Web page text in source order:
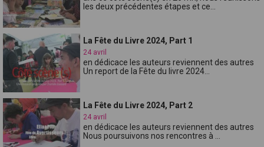
les deux précédentes étapes et ce...
La Fête du Livre 2024, Part 1
24 avril
en dédicace les auteurs reviennent des autres
Un report de la Fête du livre 2024...
La Fête du Livre 2024, Part 2
24 avril
en dédicace les auteurs reviennent des autres
Nous poursuivons nos rencontres à ...